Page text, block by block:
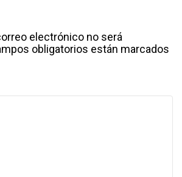
electrónico no será
obligatorios están marcados